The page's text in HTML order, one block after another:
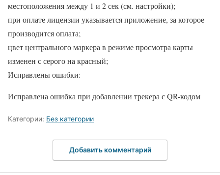
местоположения между 1 и 2 сек (см. настройки);
при оплате лицензии указывается приложение, за которое
производится оплата;
цвет центрального маркера в режиме просмотра карты
изменен с серого на красный;
Исправлены ошибки:
Исправлена ошибка при добавлении трекера с QR-кодом
Категории: Без категории
Добавить комментарий